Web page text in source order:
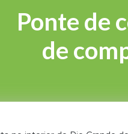
Ponte de
de